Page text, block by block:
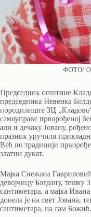
ФОТО/
Председник општине
председника Невенка
породилиште ЗЦ
самоуправе прворођеној
али и дечаку Јовану,
празник уручили
Већ по традицији
златни дукат.
Мајка Снежана Гавриловић
девојчицу Богдану, тешку
сантиметара, а мајка
донела је на свет Јована,
сантиметара, на сам Божић.